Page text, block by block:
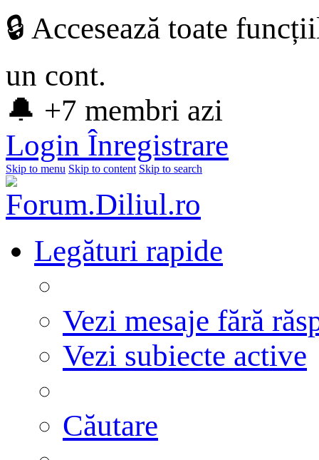
🔒 Accesează toate
un cont.
🔔 +7 membri azi
Login Înregistrare
Skip to menu Skip to content Skip to search
Legături rapide
Vezi mesaje fără
Vezi subiecte active
Căutare